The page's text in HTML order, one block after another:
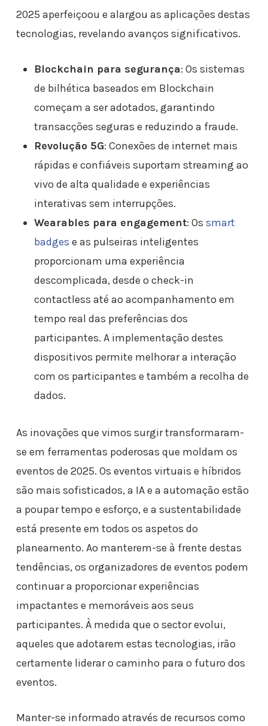
2025 aperfeiçoou e alargou as aplicações destas
tecnologias, revelando avanços significativos.
Blockchain para segurança: Os sistemas
de bilhética baseados em Blockchain
começam a ser adotados, garantindo
transacções seguras e reduzindo a fraude.
Revolução 5G: Conexões de internet mais
rápidas e confiáveis suportam streaming ao
vivo de alta qualidade e experiências
interativas sem interrupções.
Wearables para engagement: Os smart
badges e as pulseiras inteligentes
proporcionam uma experiência
descomplicada, desde o check-in
contactless até ao acompanhamento em
tempo real das preferências dos
participantes. A implementação destes
dispositivos permite melhorar a interação
com os participantes e também a recolha de
dados.
As inovações que vimos surgir transformaram-
se em ferramentas poderosas que moldam os
eventos de 2025. Os eventos virtuais e híbridos
são mais sofisticados, a IA e a automação estão
a poupar tempo e esforço, e a sustentabilidade
está presente em todos os aspetos do
planeamento. Ao manterem-se à frente destas
tendências, os organizadores de eventos podem
continuar a proporcionar experiências
impactantes e memoráveis aos seus
participantes. À medida que o sector evolui,
aqueles que adotarem estas tecnologias, irão
certamente liderar o caminho para o futuro dos
eventos.
Manter-se informado através de recursos como